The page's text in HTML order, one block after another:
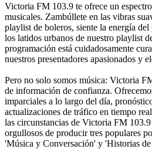
Victoria FM 103.9 te ofrece un
musicales. Zambúllete en las vibras
playlist de boleros, siente la energía
los latidos urbanos de nuestro playlist
programación está cuidadosamente
nuestros presentadores apasionados y
Pero no solo somos música: Victoria
de información de confianza.
imparciales a lo largo del día,
actualizaciones de tráfico en tiempo
las circunstancias de Victoria FM
orgullosos de producir tres populares
'Música y Conversación' y 'Historias